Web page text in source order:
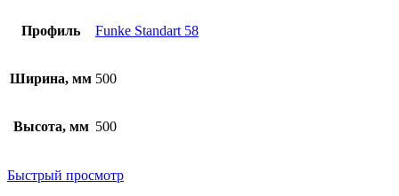
Профиль Funke Standart 58
Ширина, мм 500
Высота, мм 500
Быстрый просмотр